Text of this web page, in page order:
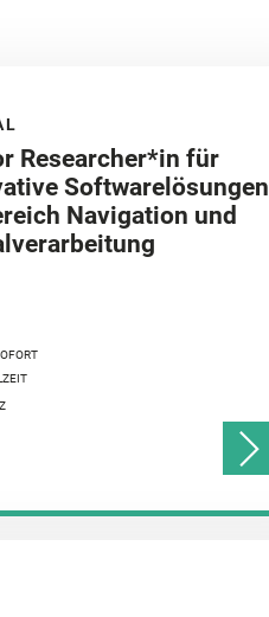
Researcher*in für
Softwarelösungen
Navigation und